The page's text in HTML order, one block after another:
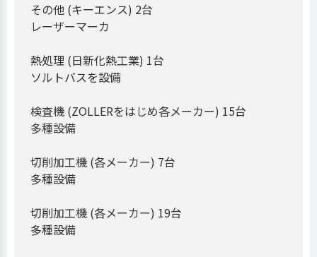
その他 (キーエンス) 2台
レーザーマーカ
熱処理 (日新化熱工業) 1台
ソルトバスを設備
検査機 (ZOLLERをはじめ各メーカー) 15台
多種設備
切削加工機 (各メーカー) 7台
多種設備
切削加工機 (各メーカー) 19台
多種設備